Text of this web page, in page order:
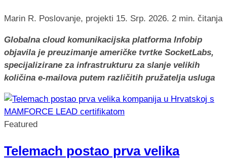
Marin R. Poslovanje, projekti 15. Srp. 2026. 2 min. čitanja
Globalna cloud komunikacijska platforma Infobip
objavila je preuzimanje američke tvrtke SocketLabs,
specijalizirane za infrastrukturu za slanje velikih
količina e-mailova putem različitih pružatelja usluga
Featured
Telemach postao prva velika